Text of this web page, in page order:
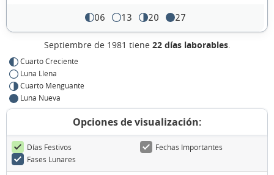
06 13 20 27
Septiembre de 1981 tiene 22 días laborables.
Cuarto Creciente
Luna Llena
Cuarto Menguante
Luna Nueva
Opciones de visualización:
Días Festivos
Fechas Importantes
Fases Lunares